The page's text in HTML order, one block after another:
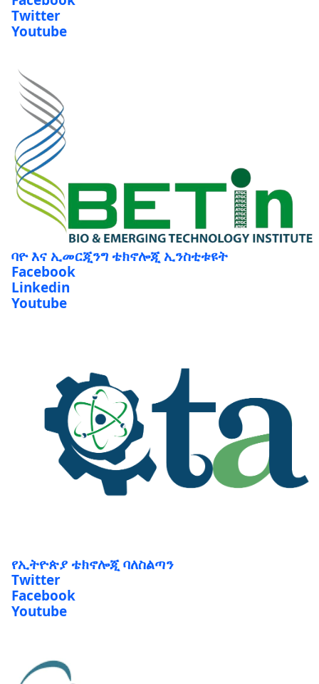
Twitter
Youtube
ባዮ እና ኢመርጂንግ ቴክኖሎጂ ኢንስቲቱዩት
Facebook
Linkedin
Youtube
የኢትዮጵያ ቴክኖሎጂ ባለስልጣን
Twitter
Facebook
Youtube